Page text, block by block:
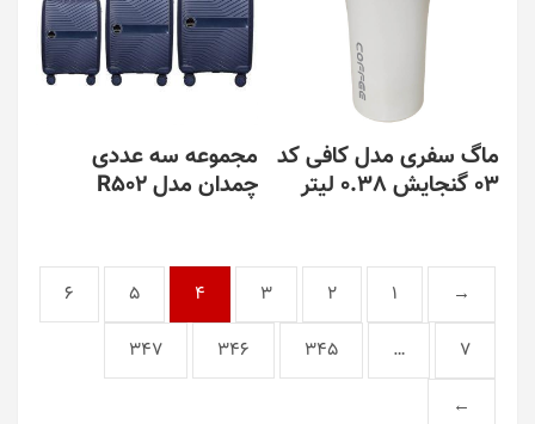
ماگ سفری مدل کافی کد
03 گنجایش 0.38 لیتر
دارای
مختلفی
باشد.
مجموعه سه عددی
چمدان مدل R502
→
1
2
3
4
5
6
7
…
345
346
347
←